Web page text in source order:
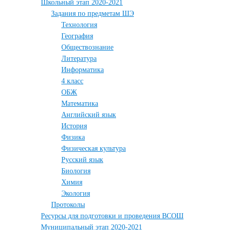
Школьный этап 2020-2021
Задания по предметам ШЭ
Технология
География
Обществознание
Литература
Информатика
4 класс
ОБЖ
Математика
Английский язык
История
Физика
Физическая культура
Русский язык
Биология
Химия
Экология
Протоколы
Ресурсы для подготовки и проведения ВСОШ
Муниципальный этап 2020-2021